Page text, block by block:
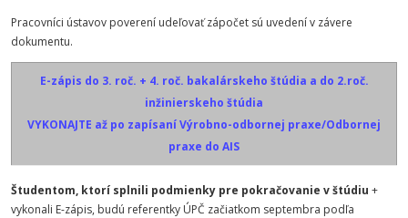
Pracovníci ústavov poverení udeľovať zápočet sú uvedení v závere
dokumentu.
E-zápis do 3. roč. + 4. roč. bakalárskeho štúdia a do 2.roč.
inžinierskeho štúdia
VYKONAJTE až po zapísaníVýrobno-odbornej praxe/Odbornej
praxe do AIS
Študentom, ktorí splnili podmienky pre pokračovanie v štúdiu +
vykonali E-zápis, budú referentky ÚPČ začiatkom septembra podľa